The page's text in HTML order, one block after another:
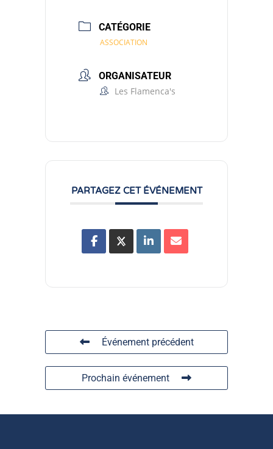
CATÉGORIE
ASSOCIATION
ORGANISATEUR
Les Flamenca's
PARTAGEZ CET ÉVÉNEMENT
Événement précédent
Prochain événement